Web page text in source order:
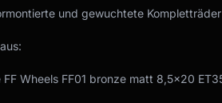
und gewuchtete Kompletträder
Wheels FF01 bronze matt 8,5x20